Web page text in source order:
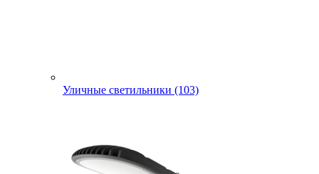
Уличные светильники (103)